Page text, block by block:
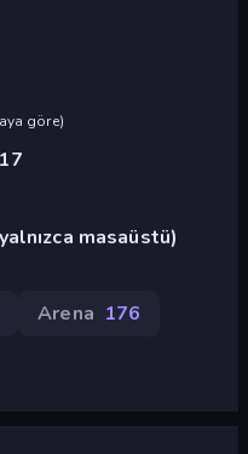
göre)
masaüstü)
Arena 176